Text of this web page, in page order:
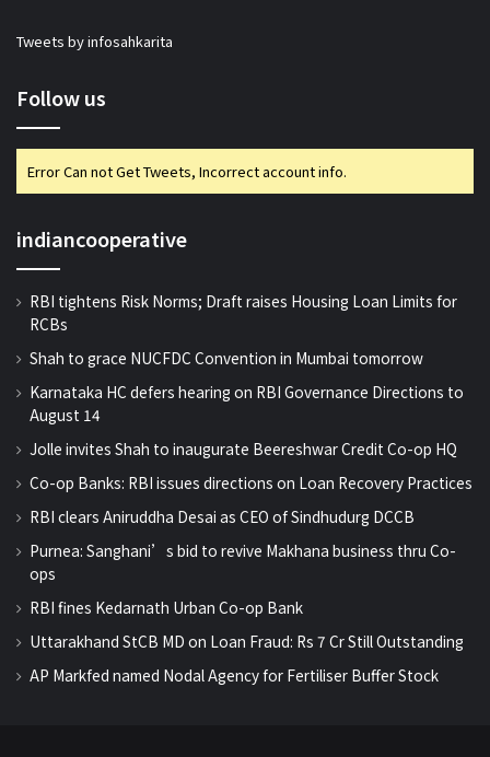
Tweets by infosahkarita
Follow us
Error Can not Get Tweets, Incorrect account info.
indiancooperative
RBI tightens Risk Norms; Draft raises Housing Loan Limits for
RCBs
Shah to grace NUCFDC Convention in Mumbai tomorrow
Karnataka HC defers hearing on RBI Governance Directions to
August 14
Jolle invites Shah to inaugurate Beereshwar Credit Co-op HQ
Co-op Banks: RBI issues directions on Loan Recovery Practices
RBI clears Aniruddha Desai as CEO of Sindhudurg DCCB
Purnea: Sanghani’s bid to revive Makhana business thru Co-
ops
RBI fines Kedarnath Urban Co-op Bank
Uttarakhand StCB MD on Loan Fraud: Rs 7 Cr Still Outstanding
AP Markfed named Nodal Agency for Fertiliser Buffer Stock